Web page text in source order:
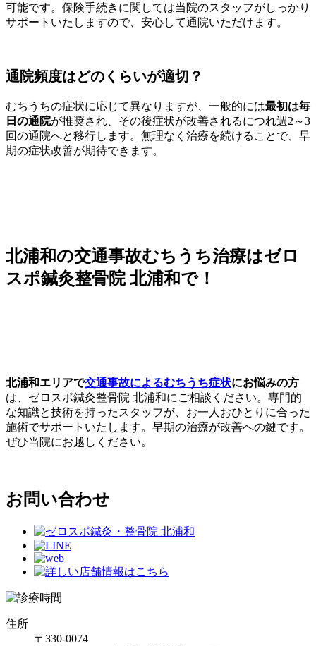
可能です。保険手続きに関しては当院のスタッフがしっかり
サポートいたしますので、安心して通院いただけます。
通院頻度はどのくらいが適切？
むちうちの症状に応じて異なりますが、一般的には最初は毎
日の通院が推奨され、その後症状が改善されるにつれ週2～3
回の通院へと移行します。無理なく治療を続けることで、早
期の症状改善が期待できます。
北浦和の交通事故むちうち治療はゼロ
スポ鍼灸整骨院 北浦和で！
北浦和エリアで交通事故によるむちうち症状にお悩みの方
は、ゼロスポ鍼灸整骨院 北浦和にご相談ください。専門的
な知識と技術を持ったスタッフが、お一人おひとりに合った
施術でサポートいたします。早期の治療が改善への鍵です。
ぜひ当院にお越しください。
お問い合わせ
住所
〒330-0074